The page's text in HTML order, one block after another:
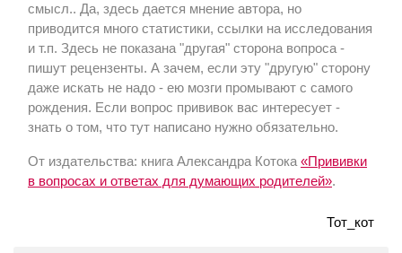
смысл.. Да, здесь дается мнение автора, но
приводится много статистики, ссылки на исследования
и т.п. Здесь не показана "другая" сторона вопроса -
пишут рецензенты. А зачем, если эту "другую" сторону
даже искать не надо - ею мозги промывают с самого
рождения. Если вопрос прививок вас интересует -
знать о том, что тут написано нужно обязательно.
От издательства: книга Александра Котока «Прививки
в вопросах и ответах для думающих родителей».
Тот_кот